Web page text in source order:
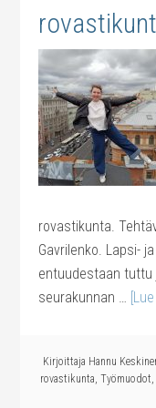
rovastikunta.
Gavrilenko. Lapsi-
entuudestaan tuttu
seurakunnan …
Kirjoittaja Hannu
rovastikunta, Työmuodot,